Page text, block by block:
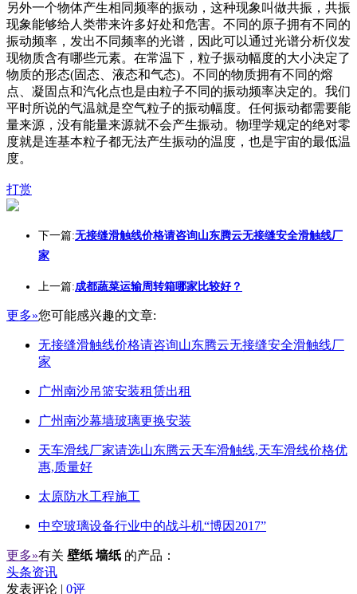
另外一个物体产生相同频率的振动，这种现象叫做共振，共振
现象能够给人类带来许多好处和危害。不同的原子拥有不同的
振动频率，发出不同频率的光谱，因此可以通过光谱分析仪发
现物质含有哪些元素。在常温下，粒子振动幅度的大小决定了
物质的形态(固态、液态和气态)。不同的物质拥有不同的熔
点、凝固点和汽化点也是由粒子不同的振动频率决定的。我们
平时所说的气温就是空气粒子的振动幅度。任何振动都需要能
量来源，没有能量来源就不会产生振动。物理学规定的绝对零
度就是连基本粒子都无法产生振动的温度，也是宇宙的最低温
度。
打赏
下一篇:无接缝滑触线价格请咨询山东腾云无接缝安全滑触线厂
家
上一篇:成都蔬菜运输周转箱哪家比较好？
更多»您可能感兴趣的文章:
无接缝滑触线价格请咨询山东腾云无接缝安全滑触线厂
家
广州南沙吊篮安装租赁出租
广州南沙幕墙玻璃更换安装
天车滑线厂家请选山东腾云天车滑触线,天车滑线价格优
惠,质量好
太原防水工程施工
中空玻璃设备行业中的战斗机“博因2017”
更多»有关 壁纸 墙纸 的产品：
头条资讯
发表评论 | 0评